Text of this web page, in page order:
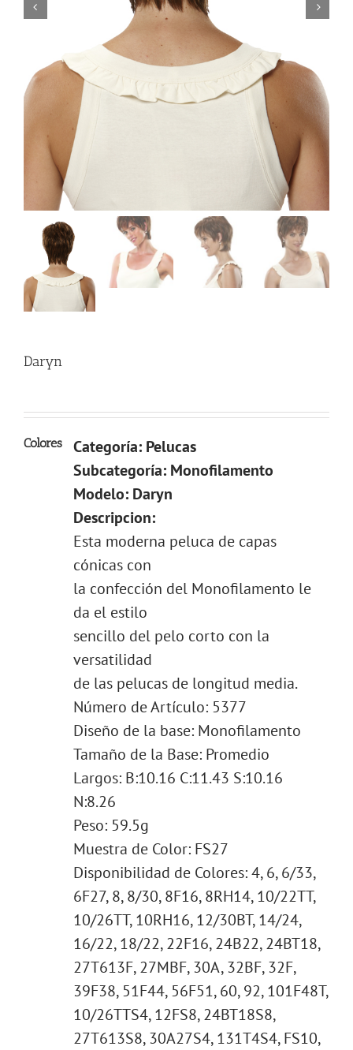
Daryn
Categoría: Pelucas
Subcategoría: Monofilamento
Modelo: Daryn
Descripcion:
Esta moderna peluca de capas
cónicas con
la confección del Monofilamento le
da el estilo
sencillo del pelo corto con la
versatilidad
de las pelucas de longitud media.
Número de Artículo: 5377
Diseño de la base: Monofilamento
Tamaño de la Base: Promedio
Largos: B:10.16 C:11.43 S:10.16
N:8.26
Peso: 59.5g
Muestra de Color: FS27
Disponibilidad de Colores: 4, 6, 6/33,
6F27, 8, 8/30, 8F16, 8RH14, 10/22TT,
10/26TT, 10RH16, 12/30BT, 14/24,
16/22, 18/22, 22F16, 24B22, 24BT18,
27T613F, 27MBF, 30A, 32BF, 32F,
39F38, 51F44, 56F51, 60, 92, 101F48T,
10/26TTS4, 12FS8, 24BT18S8,
27T613S8, 30A27S4, 131T4S4, FS10,
Colores